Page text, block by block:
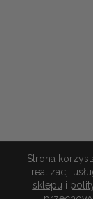
Strona
realizacji
sklepu i